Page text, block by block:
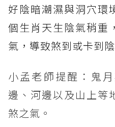
好陰暗潮濕與洞穴環
個生肖天生陰氣稍重
氣，導致煞到或卡到陰
小孟老師提醒：鬼
邊、河邊以及山上等
煞之氣。